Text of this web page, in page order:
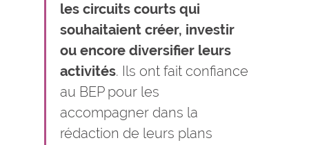
les circuits courts qui
souhaitaient créer, investir
ou encore diversifier leurs
activités. Ils ont fait confiance
au BEP pour les
accompagner dans la
rédaction de leurs plans